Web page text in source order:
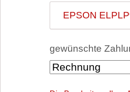
Pflichtfeld
gewünschte